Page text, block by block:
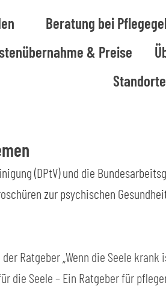
Beratung bei
& Preise
Standorte
(DPtV) und die
zur psychischen
Ratgeber „Wenn die Seele
die Seele – Ein Ratgeber für